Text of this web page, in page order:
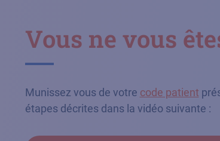
Vous ne vous
Munissez vous de votre code patient
étapes décrites dans la vidéo suivante :